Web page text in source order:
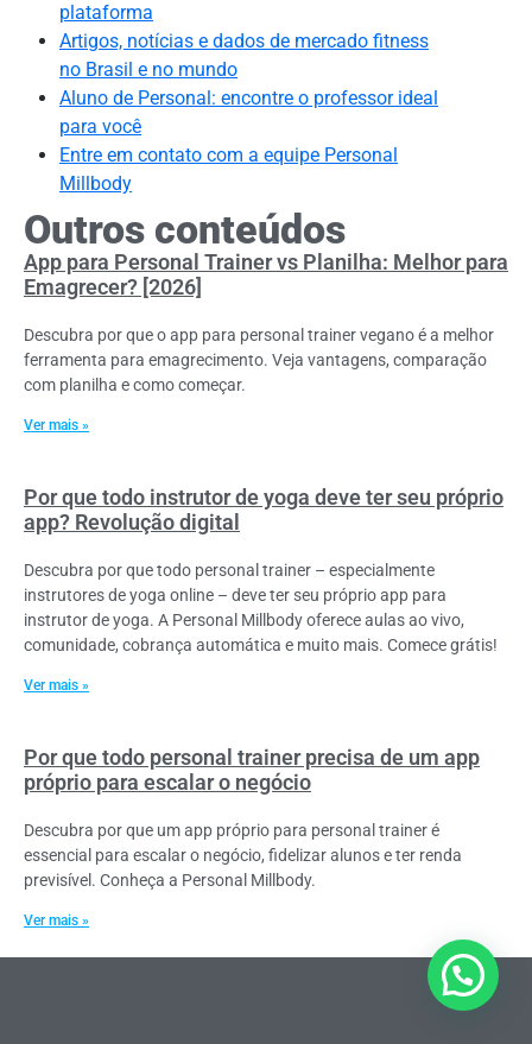
plataforma
Artigos, notícias e dados de mercado fitness
no Brasil e no mundo
Aluno de Personal: encontre o professor ideal
para você
Entre em contato com a equipe Personal
Millbody
Outros conteúdos
App para Personal Trainer vs Planilha: Melhor para
Emagrecer? [2026]
Descubra por que o app para personal trainer vegano é a melhor
ferramenta para emagrecimento. Veja vantagens, comparação
com planilha e como começar.
Ver mais »
Por que todo instrutor de yoga deve ter seu próprio
app? Revolução digital
Descubra por que todo personal trainer – especialmente
instrutores de yoga online – deve ter seu próprio app para
instrutor de yoga. A Personal Millbody oferece aulas ao vivo,
comunidade, cobrança automática e muito mais. Comece grátis!
Ver mais »
Por que todo personal trainer precisa de um app
próprio para escalar o negócio
Descubra por que um app próprio para personal trainer é
essencial para escalar o negócio, fidelizar alunos e ter renda
previsível. Conheça a Personal Millbody.
Ver mais »